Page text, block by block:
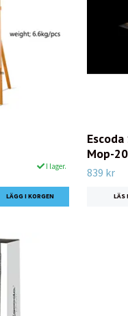
I lager.
Mop-20
839 kr
LÄS